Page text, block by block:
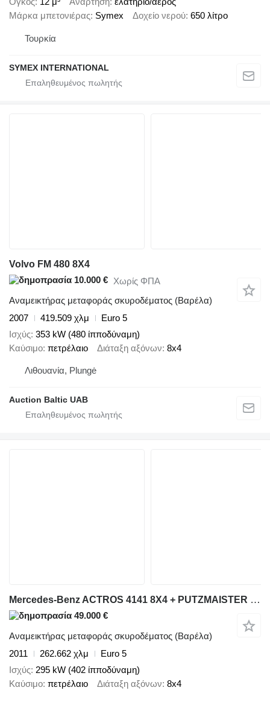
Μάρκα μπετονιέρας Symex Δοχείο νερού 650 λίτρο
Τουρκία
SYMEX INTERNATIONAL
Volvo FM 480 8X4
10.000 € Χωρίς ΦΠΑ
Αναμεικτήρας μεταφοράς σκυροδέματος (Βαρέλα)
2007
419.509 χλμ
Euro 5
Ισχύς 353 kW (480 ίπποδύναμη)
Καύσιμο πετρέλαιο Διάταξη αξόνων 8x4
Λιθουανία, Plungė
Auction Baltic UAB
Mercedes-Benz ACTROS 4141 8X4 + PUTZMAISTER M24
49.000 €
Αναμεικτήρας μεταφοράς σκυροδέματος (Βαρέλα)
2011
262.662 χλμ
Euro 5
Ισχύς 295 kW (402 ίπποδύναμη)
Καύσιμο πετρέλαιο Διάταξη αξόνων 8x4